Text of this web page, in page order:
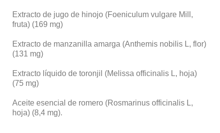
Extracto de jugo de hinojo (Foeniculum vulgare Mill,
fruta) (169 mg)
Extracto de manzanilla amarga (Anthemis nobilis L, flor)
(131 mg)
Extracto líquido de toronjil (Melissa officinalis L, hoja)
(75 mg)
Aceite esencial de romero (Rosmarinus officinalis L,
hoja) (8,4 mg).